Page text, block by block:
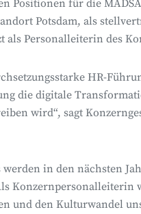
Positionen für die
Potsdam, als
als Personalleiterin des
HR-
die digitale
wird“, sagt
werden in den nächsten
Konzernpersonalleiterin
und den Kulturwandel